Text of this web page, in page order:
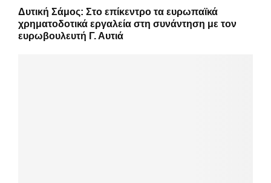
Δυτική Σάμος: Στο επίκεντρο τα ευρωπαϊκά
χρηματοδοτικά εργαλεία στη συνάντηση με τον
ευρωβουλευτή Γ. Αυτιά